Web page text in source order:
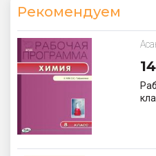
Рекомендуем